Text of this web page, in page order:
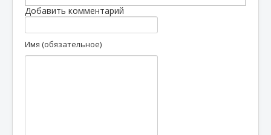
Добавить комментарий
Имя (обязательное)